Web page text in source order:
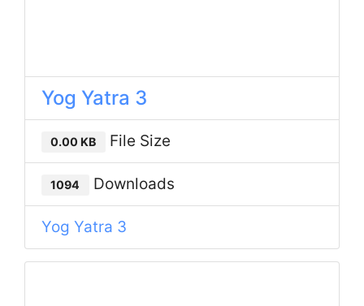
Yog Yatra 3
0.00 KB File Size
1094 Downloads
Yog Yatra 3